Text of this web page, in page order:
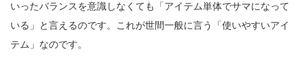
いったバランスを意識しなくても「アイテム単体でサマになって
いる」と言えるのです。これが世間一般に言う「使いやすいアイ
テム」なのです。